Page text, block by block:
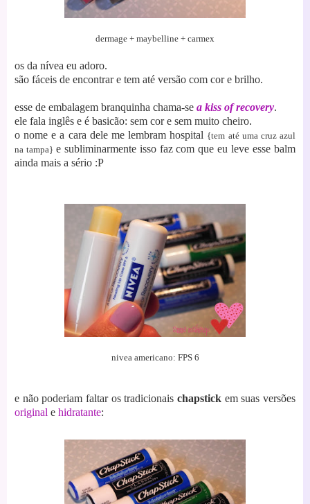
dermage + maybelline + carmex
os da nívea eu adoro.
são fáceis de encontrar e tem até versão com cor e brilho.
esse de embalagem branquinha chama-se a kiss of recovery.
ele fala inglês e é basicão: sem cor e sem muito cheiro.
o nome e a cara dele me lembram hospital {tem até uma cruz azul
na tampa} e subliminarmente isso faz com que eu leve esse balm
ainda mais a sério :P
nivea americano: FPS 6
e não poderiam faltar os tradicionais chapstick em suas versões
original e hidratante: